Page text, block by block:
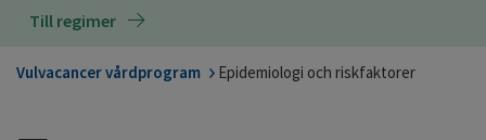
Till regimer
Vulvacancer vårdprogram Epidemiologi och riskfaktorer